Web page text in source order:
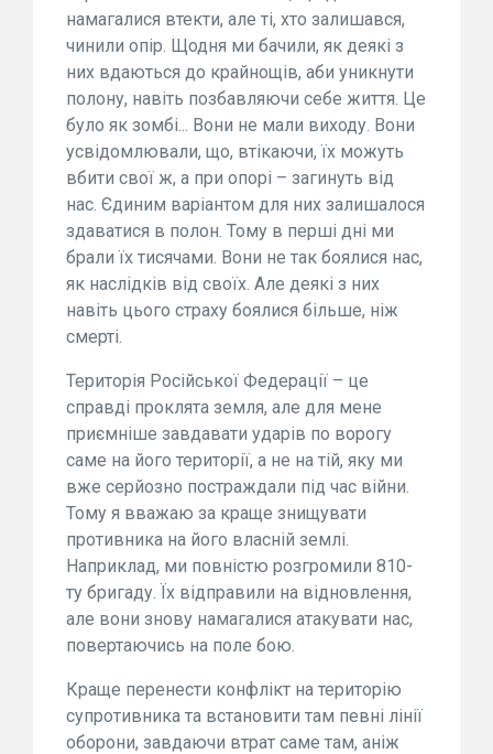
намагалися втекти, але ті, хто залишався,
чинили опір. Щодня ми бачили, як деякі з
них вдаються до крайнощів, аби уникнути
полону, навіть позбавляючи себе життя. Це
було як зомбі... Вони не мали виходу. Вони
усвідомлювали, що, втікаючи, їх можуть
вбити свої ж, а при опорі – загинуть від
нас. Єдиним варіантом для них залишалося
здаватися в полон. Тому в перші дні ми
брали їх тисячами. Вони не так боялися нас,
як наслідків від своїх. Але деякі з них
навіть цього страху боялися більше, ніж
смерті.
Територія Російської Федерації – це
справді проклята земля, але для мене
приємніше завдавати ударів по ворогу
саме на його території, а не на тій, яку ми
вже серйозно постраждали під час війни.
Тому я вважаю за краще знищувати
противника на його власній землі.
Наприклад, ми повністю розгромили 810-
ту бригаду. Їх відправили на відновлення,
але вони знову намагалися атакувати нас,
повертаючись на поле бою.
Краще перенести конфлікт на територію
супротивника та встановити там певні лінії
оборони, завдаючи втрат саме там, аніж